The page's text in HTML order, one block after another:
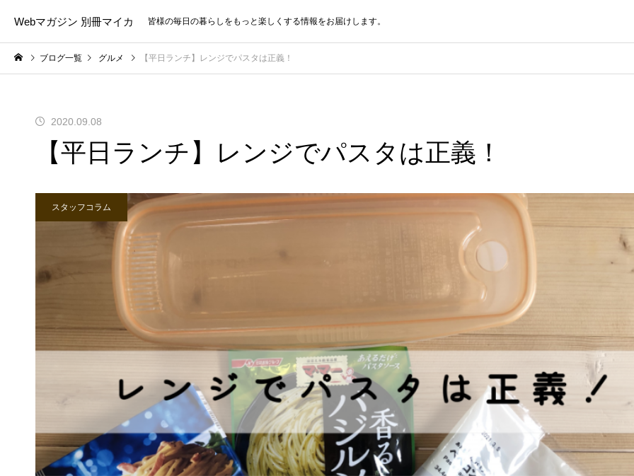
Webマガジン 別冊マイカ 皆様の毎日の暮らしをもっと楽しくする情報をお届けします。
ブログ一覧 グルメ 【平日ランチ】レンジでパスタは正義！
2020.09.08
【平日ランチ】レンジでパスタは正義！
スタッフコラム